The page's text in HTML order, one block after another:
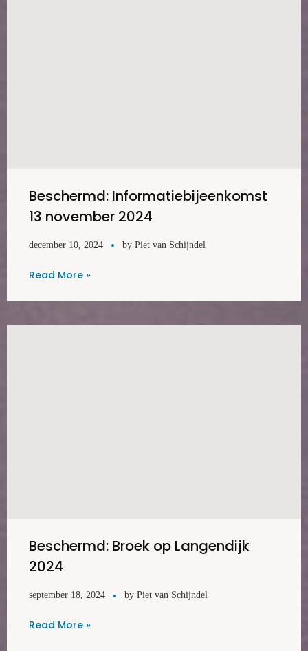
Beschermd: Informatiebijeenkomst
13 november 2024
december 10, 2024 by Piet van Schijndel
Read More »
Beschermd: Broek op Langendijk
2024
september 18, 2024 by Piet van Schijndel
Read More »